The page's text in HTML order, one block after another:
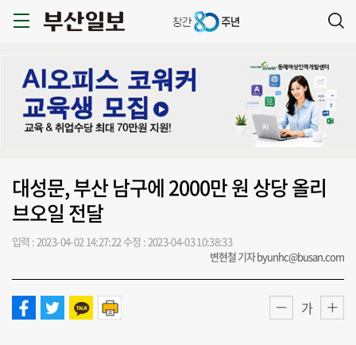
대성문, 부산 남구에 2000만 원 상당 올리
브오일 전달
입력 : 2023-04-02 14:27:22 수정 : 2023-04-03 10:38:33
변현철 기자 byunhc@busan.com
가